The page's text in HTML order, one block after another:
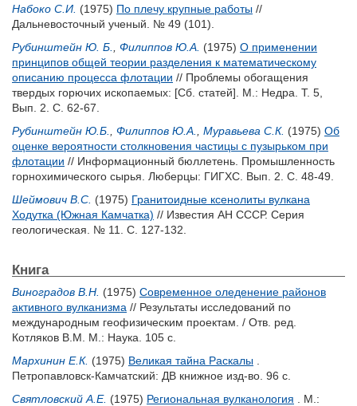
Набоко С.И. (1975) По плечу крупные работы //
Дальневосточный ученый. № 49 (101).
Рубинштейн Ю. Б.
Филиппов Ю.А. (1975) О применении
принципов общей теории разделения к математическому
описанию процесса флотации // Проблемы обогащения
твердых горючих ископаемых: [Сб. статей]. М.: Недра. Т. 5,
Вып. 2. С. 62-67.
Рубинштейн Ю.Б.
Филиппов Ю.А. Муравьева С.К. (1975) Об
оценке вероятности столкновения частицы с пузырьком при
флотации // Информационный бюллетень. Промышленность
горнохимического сырья. Люберцы: ГИГХС. Вып. 2. С. 48-49.
Шеймович В.С. (1975) Гранитоидные ксенолиты вулкана
Ходутка (Южная Камчатка) // Известия АН СССР. Серия
геологическая. № 11. С. 127-132.
Книга
Виноградов В.Н. (1975) Современное оледенение районов
активного вулканизма // Результаты исследований по
международным геофизическим проектам. / Отв. ред.
Котляков В.М.
М.: Наука. 105 с.
Мархинин Е.К. (1975) Великая тайна Раскалы
Петропавловск-Камчатский: ДВ книжное изд-во. 96 с.
Святловский А.Е. (1975) Региональная вулканология . М.: